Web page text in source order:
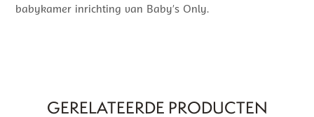
babykamer inrichting van Baby’s Only.
GERELATEERDE PRODUCTEN